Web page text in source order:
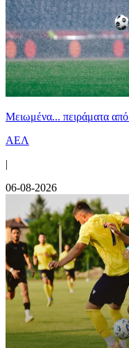
Μειωμένα... πειράματα από
ΑΕΛ
|
06-08-2026